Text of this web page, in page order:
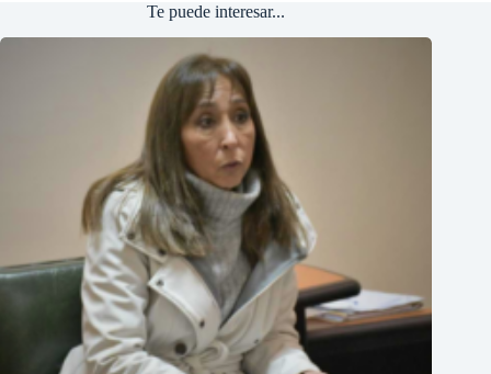
Te puede interesar...